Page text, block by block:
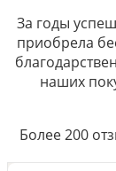
За годы
приобрела
наших
Более 200